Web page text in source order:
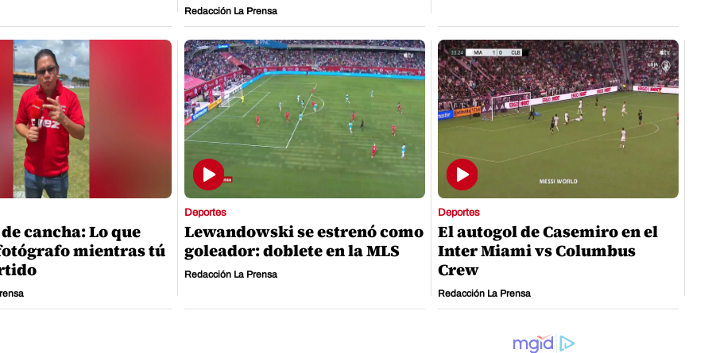
Redacción La Prensa
cancha: Lo que
mientras tú
Deportes
Lewandowski se estrenó como
goleador: doblete en la MLS
Redacción La Prensa
Deportes
El autogol de Casemiro en el
Inter Miami vs Columbus
Crew
Redacción La Prensa